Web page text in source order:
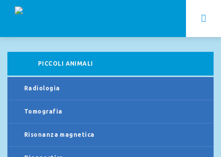
PICCOLI ANIMALI
Radiologia
Tomografia
Risonanza magnetica